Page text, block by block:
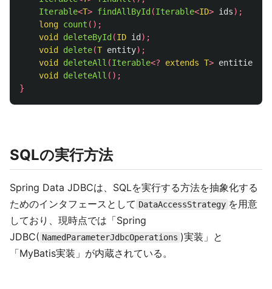
Iterable<T> findAllById (Iterable<ID> ids);
long count ();
void
deleteById (ID id );
void
delete(T entity);
void
deleteAll (Iterable<? extends T> entities
void
deleteAll ();
}
SQLの実行方法
Spring Data JDBCは、SQLを実行する方法を抽象化する
ためのインタフェースとして DataAccessStrategy を用意
しており、現時点では「Spring
JDBC( NamedParameterJdbcOperations )実装」と
「MyBatis実装」が内蔵されている。